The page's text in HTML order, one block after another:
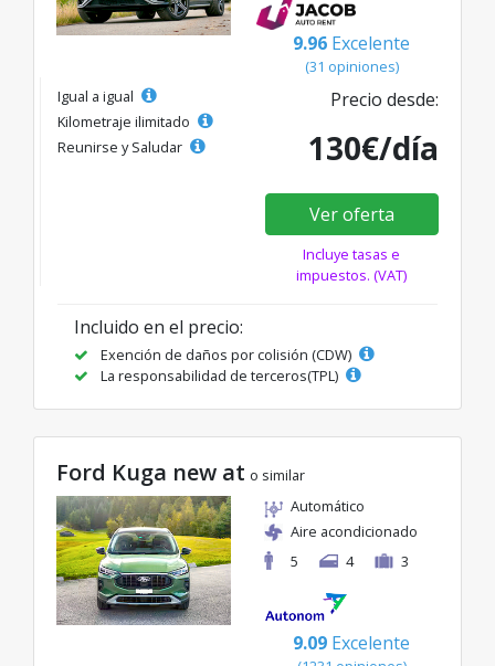
9.96 Excelente
(31 opiniones)
Igual a igual
Kilometraje ilimitado
Reunirse y Saludar
Precio desde:
130€/día
Ver oferta
Incluye tasas e
impuestos. (VAT)
Incluido en el precio:
Exención de daños por colisión (CDW)
La responsabilidad de terceros(TPL)
Ford Kuga new at o similar
Automático
Aire acondicionado
5
4 3
9.09 Excelente